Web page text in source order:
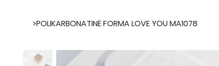
>POLIKARBONATINĖ FORMA LOVE YOU MA1078